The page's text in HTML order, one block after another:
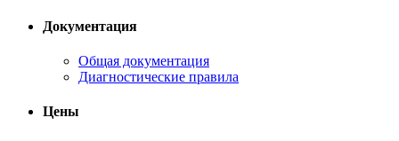
Документация
Общая документация
Диагностические правила
Цены